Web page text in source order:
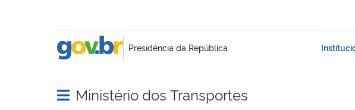
Abrir menu principal de navegação
Ministério dos Transportes